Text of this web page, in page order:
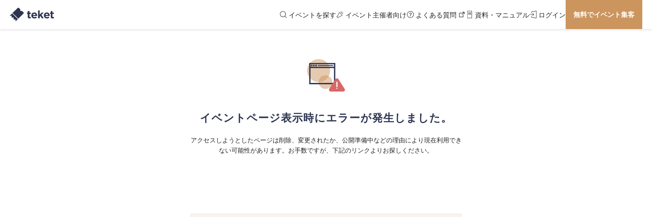
イベントを探す イベント主催者向け よくある質問 資料・マニュアル ログイン 無料でイベント集客
イベントページ表示時にエラーが発生しました。
アクセスしようとしたページは削除、変更されたか、公開準備中などの理由により現在利用でき
ない可能性があります。お手数ですが、下記のリンクよりお探しください。